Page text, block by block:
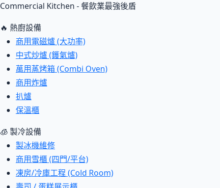
Commercial Kitchen - 餐飲業最強後盾
🔥 熱廚設備
商用電磁爐 (大功率)
中式炒爐 (鑊氣爐)
萬用蒸烤箱 (Combi Oven)
商用炸爐
扒爐
保溫櫃
🧊 製冷設備
製冰機維修
商用雪櫃 (四門/平台)
凍房/冷庫工程 (Cold Room)